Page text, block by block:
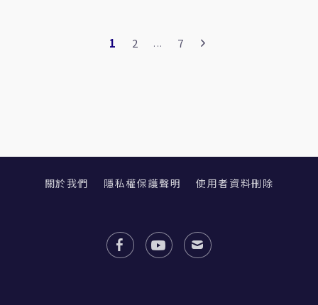
1 2 ... 7
關於我們 隱私權保護聲明 使用者資料刪除